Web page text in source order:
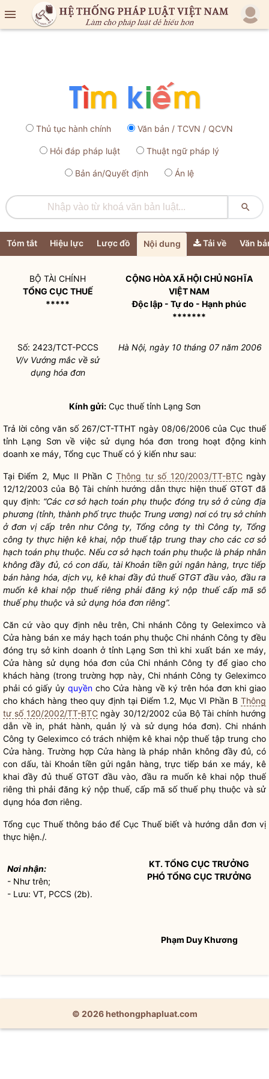

Thủ tục hành chính Văn bản / TCVN / QCVN
Hỏi đáp pháp luật Thuật ngữ pháp lý
Bản án/Quyết định Án lệ

Tóm tắt Hiệu lực Lược đồ Nội dung Tải về Văn
BỘ TÀI CHÍNH
TỔNG CỤC THUẾ
*****
CỘNG HÒA XÃ HỘI CHỦ NGHĨA
VIỆT NAM
Độc lập - Tự do - Hạnh phúc
*******
Số: 2423/TCT-PCCS
V/v Vướng mắc về sử
dụng hóa đơn
Hà Nội, ngày 10 tháng 07 năm 2006
Kính gửi:Cục thuế tỉnh Lạng Sơn
Trả lời công văn số 267/CT-TTHT ngày 08/06/2006 của Cục thuế
tỉnh Lạng Sơn về việc sử dụng hóa đơn trong hoạt động kinh
doanh xe máy, Tổng cục Thuế có ý kiến như sau:
Tại Điểm 2, Mục II Phần CThông tư số 120/2003/TT-BTCngày
12/12/2003 của Bộ Tài chính hướng dẫn thực hiện thuế GTGT đã
quy định: “Các cơ sở hạch toán phụ thuộc đóng trụ sở ở cùng địa
phương (tỉnh, thành phố trực thuộc Trung ương) nơi có trụ sở chính
ở đơn vị cấp trên như Công ty, Tổng công ty thì Công ty, Tổng
công ty thực hiện kê khai, nộp thuế tập trung thay cho các cơ sở
hạch toán phụ thuộc. Nếu cơ sở hạch toán phụ thuộc là pháp nhân
không đầy đủ, có con dấu, tài Khoản tiền gửi ngân hàng, trực tiếp
bán hàng hóa, dịch vụ, kê khai đầy đủ thuế GTGT đầu vào, đầu ra
muốn kê khai nộp thuế riêng phải đăng ký nộp thuế cấp mã số
thuế phụ thuộc và sử dụng hóa đơn riêng”.
Căn cứ vào quy định nêu trên, Chi nhánh Công ty Geleximco và
Cửa hàng bán xe máy hạch toán phụ thuộc Chi nhánh Công ty đều
đóng trụ sở kinh doanh ở tỉnh Lạng Sơn thì khi xuất bán xe máy,
Cửa hàng sử dụng hóa đơn của Chi nhánh Công ty để giao cho
khách hàng (trong trường hợp này, Chi nhánh Công ty Geleximco
phải có giấy ủyquyền cho Cửa hàng về ký trên hóa đơn khi giao
cho khách hàng theo quy định tại Điểm 1.2, Mục VI Phần B Thông
tư số 120/2002/TT-BTCngày 30/12/2002 của Bộ Tài chính hướng
dẫn về in, phát hành, quản lý và sử dụng hóa đơn). Chi nhánh
Công ty Geleximco có trách nhiệm kê khai nộp thuế tập trung cho
Cửa hàng. Trường hợp Cửa hàng là pháp nhân không đầy đủ, có
con dấu, tài Khoản tiền gửi ngân hàng, trực tiếp bán xe máy, kê
khai đầy đủ thuế GTGT đầu vào, đầu ra muốn kê khai nộp thuế
riêng thì phải đăng ký nộp thuế, cấp mã số thuế phụ thuộc và sử
dụng hóa đơn riêng.
Tổng cục Thuế thông báo để Cục Thuế biết và hướng dẫn đơn vị
thực hiện./.
Nơi nhận:
- Như trên;
- Lưu: VT, PCCS (2b).
KT. TỔNG CỤC TRƯỞNG
PHÓ TỔNG CỤC TRƯỞNG
Phạm Duy Khương
© 2026 hethongphapluat.com